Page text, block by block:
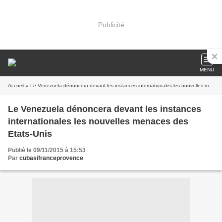
Publicité
MENU
Accueil » Le Venezuela dénoncera devant les instances internationales les nouvelles menaces des Etats-Unis
Le Venezuela dénoncera devant les instances
internationales les nouvelles menaces des
Etats-Unis
Publié le 09/11/2015 à 15:53
Par cubasifranceprovence